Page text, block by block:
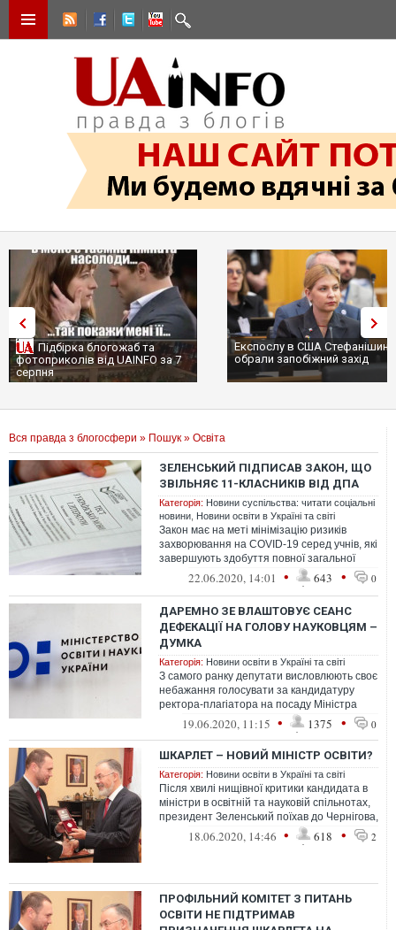
Підбірка блогожаб та
фотоприколів від UAINFO за 7
серпня
Експослу в США
обрали запобіжний захід
Вся правда з блогосфери » Пошук » Освіта
ЗЕЛЕНСЬКИЙ ПІДПИСАВ ЗАКОН, ЩО
ЗВІЛЬНЯЄ 11-КЛАСНИКІВ ВІД ДПА
Категорія: Новини суспільства: читати соціальні
новини Новини освіти в Україні та світі
Закон має на меті мінімізацію ризиків
захворювання на COVID-19 серед учнів, які
завершують здобуття повної загальної
середньої освіти, і подальшого по...
22.06.2020, 14:01 • 643 • 0
ДАРЕМНО ЗЕ ВЛАШТОВУЄ СЕАНС
ДЕФЕКАЦІЇ НА ГОЛОВУ НАУКОВЦЯМ –
ДУМКА
Категорія: Новини освіти в Україні та світі
З самого ранку депутати висловлюють своє
небажання голосувати за кандидатуру
ректора-плагіатора на посаду Міністра
освіти і науки. Молодці.
19.06.2020, 11:15 • 1375 • 0
ШКАРЛЕТ – НОВИЙ МІНІСТР ОСВІТИ?
Категорія: Новини освіти в Україні та світі
Після хвилі нищівної критики кандидата в
міністри в освітній та науковій спільнотах,
президент Зеленський поїхав до Чернігова,
аби подивитися, наскіль...
18.06.2020, 14:46 • 618 • 2
ПРОФІЛЬНИЙ КОМІТЕТ З ПИТАНЬ
ОСВІТИ НЕ ПІДТРИМАВ